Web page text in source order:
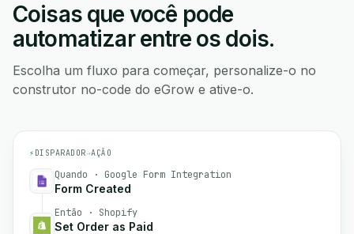
Coisas que você pode
automatizar entre os dois.
Escolha um fluxo para começar, personalize-o no
construtor no-code do eGrow e ative-o.
⚡ DISPARADOR→AÇÃO
Quando · Google Form Integration
Form Created
Então · Shopify
Set Order as Paid